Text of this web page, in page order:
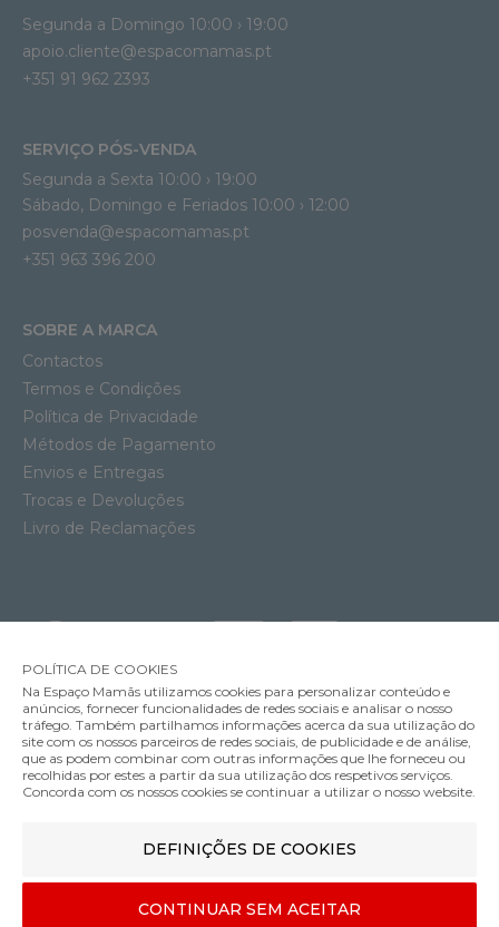
Cadeira Auto Britax Römer KidFix Pro Lux
Cor
Segunda a Domingo 10:00 › 19:00
apoio.cliente@espacomamas.pt
+351 91 962 2393
SERVIÇO PÓS-VENDA
Segunda a Sexta 10:00 › 19:00
Sábado, Domingo e Feriados 10:00 › 12:00
posvenda@espacomamas.pt
+351 963 396 200
SOBRE A MARCA
Contactos
Termos e Condições
Política de Privacidade
Métodos de Pagamento
Envios e Entregas
Trocas e Devoluções
Livro de Reclamações
MÉTODOS DE ENVIO
MÉTODOS DE PAGAMENTO
POLÍTICA DE COOKIES
Na Espaço Mamãs utilizamos cookies para personalizar conteúdo e
anúncios, fornecer funcionalidades de redes sociais e analisar o nosso
tráfego. Também partilhamos informações acerca da sua utilização do
site com os nossos parceiros de redes sociais, de publicidade e de análise,
que as podem combinar com outras informações que lhe forneceu ou
recolhidas por estes a partir da sua utilização dos respetivos serviços.
Concorda com os nossos cookies se continuar a utilizar o nosso website.
DEFINIÇÕES DE COOKIES
CONTINUAR SEM ACEITAR